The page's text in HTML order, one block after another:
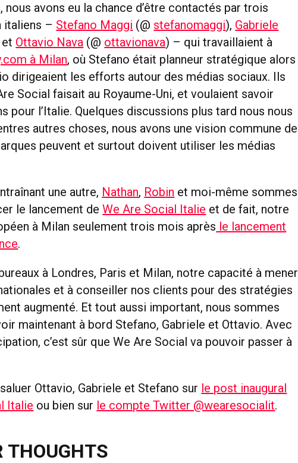
nous avons eu la chance d’être contactés par trois
italiens – Stefano Maggi (@ stefanomaggi), Gabriele
Ottavio Nava (@ ottavionava) – qui travaillaient à
à Milan, où Stefano était planneur stratégique alors
dirigeaient les efforts autour des médias sociaux. Ils
Social faisait au Royaume-Uni, et voulaient savoir
pour l’Italie. Quelques discussions plus tard nous nous
autres choses, nous avons une vision commune de
peuvent et surtout doivent utiliser les médias
une autre, Nathan, Robin et moi-même sommes
le lancement deWe Are Social Italie et de fait, notre
à Milan seulement trois mois après le lancement
.
à Londres, Paris et Milan, notre capacité à mener
et à conseiller nos clients pour des stratégies
augmenté. Et tout aussi important, nous sommes
maintenant à bord Stefano, Gabriele et Ottavio. Avec
c’est sûr que We Are Social va pouvoir passer à
Ottavio, Gabriele et Stefano sur le post inaugural
Italie ou bien sur le compte Twitter @wearesocialit.
THOUGHTS